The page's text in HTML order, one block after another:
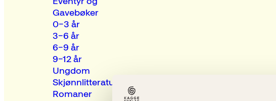
Gavebøker
0–3 år
3–6 år
6–9 år
9–12 år
Ungdom
Skjønnlitteratur
Romaner